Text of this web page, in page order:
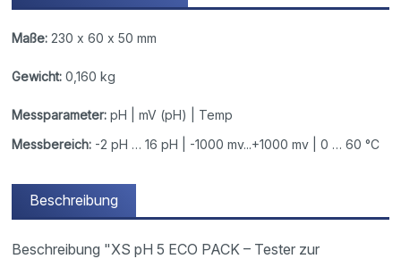
Maße: 230 x 60 x 50 mm
Gewicht: 0,160 kg
Messparameter: pH | mV (pH) | Temp
Messbereich: -2 pH … 16 pH | -1000 mv...+1000 mv | 0 … 60 °C
Beschreibung
Beschreibung "XS pH 5 ECO PACK – Tester zur